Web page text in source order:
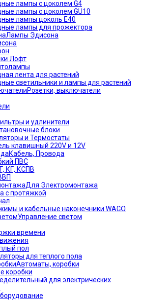
лампы с цоколем G4
лампы с цоколем GU10
лампы цоколь Е40
лампы для прожектора
Лампы Эдисона
Лофт
лента для растений
светильники и лампы для растений
Розетки, выключатели
и удлинители
блоки
и Термостаты
клавишный 220V и 12V
Кабель, Провода
ПВС
КГ, КСПВ
Для Электромонтажа
с протяжкой
и кабельные наконечники WAGO
Управление светом
времени
пол
для теплого пола
Автоматы, коробки
коробки
для электрических